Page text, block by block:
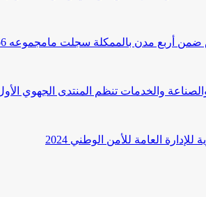
والخدمات تنظم المنتدى الجهوي
للإدارة العامة للأمن الوطني 2024